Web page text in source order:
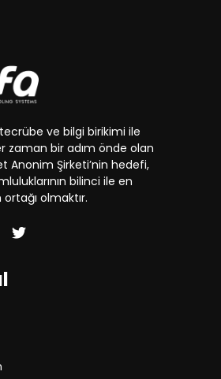
tecrübe ve bilgi birikimi ile
zaman bir adım önde olan
Anonim Şirketi’nin hedefi,
bilinci ile en
olmaktır.